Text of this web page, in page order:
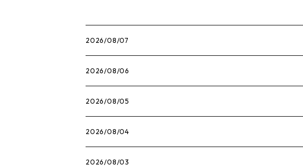
2026/08/07
2026/08/06
2026/08/05
2026/08/04
2026/08/03